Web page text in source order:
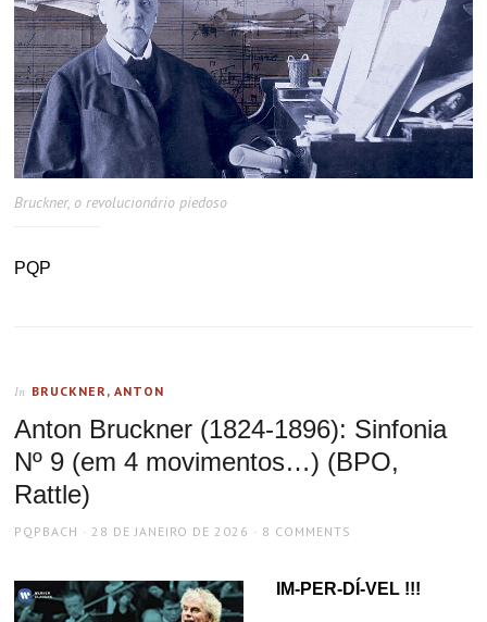
Bruckner, o revolucionário piedoso
PQP
In BRUCKNER, ANTON
Anton Bruckner (1824-1896): Sinfonia
Nº 9 (em 4 movimentos…) (BPO,
Rattle)
AUTHOR
PQPBACH
POSTED
28 DE JANEIRO DE 2026 8 COMMENTS
IM-PER-DÍ-VEL !!!